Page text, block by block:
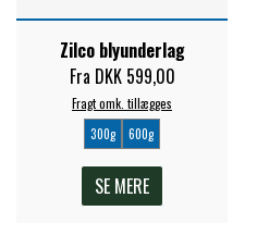
PREMIER EQUINE
PREMIER EQUINE
PREMIER
Zilco blyunderlag
Fra DKK 599,00
Fragt omk. tillægges
300g
600g
SE MERE